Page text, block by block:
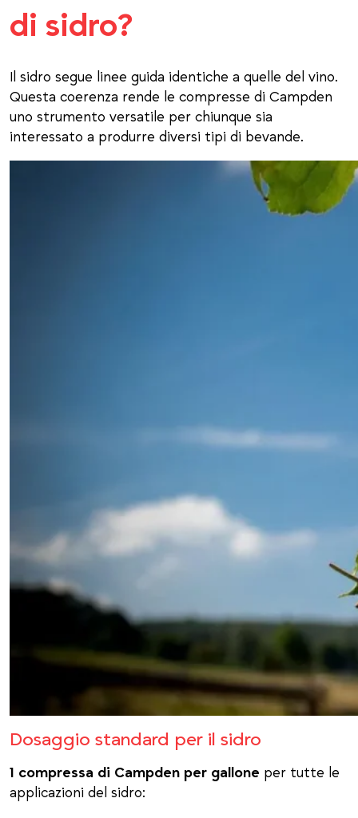
di sidro?
Il sidro segue linee guida identiche a quelle del vino.
Questa coerenza rende le compresse di Campden
uno strumento versatile per chiunque sia
interessato a produrre diversi tipi di bevande.
Dosaggio standard per il sidro
1 compressa di Campden per gallone per tutte le
applicazioni del sidro: